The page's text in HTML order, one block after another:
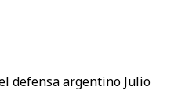
defensa argentino Julio